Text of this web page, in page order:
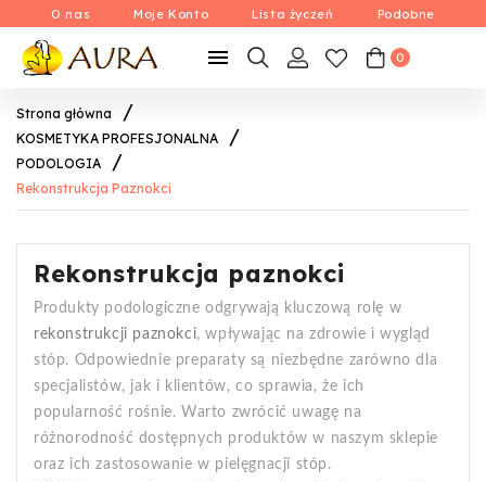
O nas Moje Konto Lista życzeń Podobne
 0
Strona główna
KOSMETYKA PROFESJONALNA
PODOLOGIA
Rekonstrukcja Paznokci
Rekonstrukcja paznokci
Produkty podologiczne odgrywają kluczową rolę w
rekonstrukcji paznokci, wpływając na zdrowie i wygląd
stóp. Odpowiednie preparaty są niezbędne zarówno dla
specjalistów, jak i klientów, co sprawia, że ich
popularność rośnie. Warto zwrócić uwagę na
różnorodność dostępnych produktów w naszym sklepie
oraz ich zastosowanie w pielęgnacji stóp.